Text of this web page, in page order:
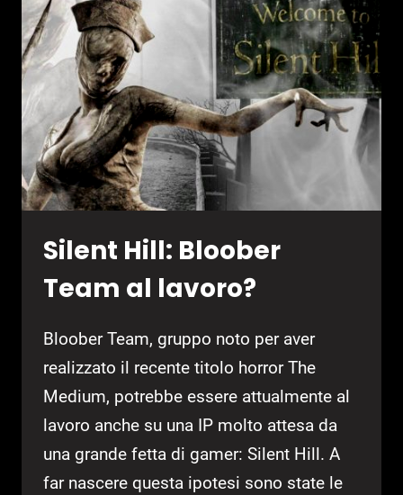
Silent Hill: Bloober
Team al lavoro?
Bloober Team, gruppo noto per aver
realizzato il recente titolo horror The
Medium, potrebbe essere attualmente al
lavoro anche su una IP molto attesa da
una grande fetta di gamer: Silent Hill. A
far nascere questa ipotesi sono state le